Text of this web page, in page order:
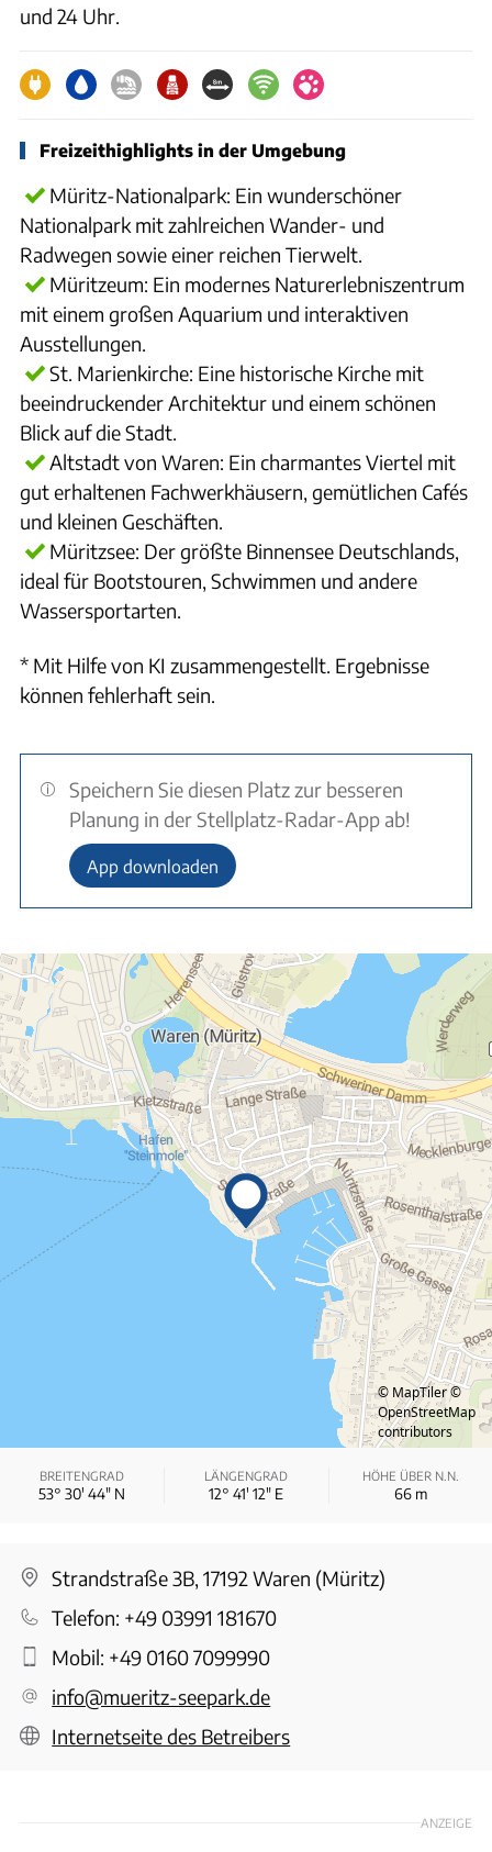
und 24 Uhr.
Freizeithighlights in der Umgebung
Müritz-Nationalpark: Ein wunderschöner
Nationalpark mit zahlreichen Wander- und
Radwegen sowie einer reichen Tierwelt.
Müritzeum: Ein modernes Naturerlebniszentrum
mit einem großen Aquarium und interaktiven
Ausstellungen.
St. Marienkirche: Eine historische Kirche mit
beeindruckender Architektur und einem schönen
Blick auf die Stadt.
Altstadt von Waren: Ein charmantes Viertel mit
gut erhaltenen Fachwerkhäusern, gemütlichen Cafés
und kleinen Geschäften.
Müritzsee: Der größte Binnensee Deutschlands,
ideal für Bootstouren, Schwimmen und andere
Wassersportarten.
* Mit Hilfe von KI zusammengestellt. Ergebnisse
können fehlerhaft sein.
Speichern Sie diesen Platz zur besseren
Planung in der Stellplatz-Radar-App ab!
App downloaden
© MapTiler ©
OpenStreetMap
contributors
BREITENGRAD
53° 30′ 44″ N
LÄNGENGRAD
12° 41′ 12″ E
HÖHE ÜBER N.N.
66m
Strandstraße 3B, 17192 Waren (Müritz)
Telefon: +49 03991 181670
Mobil: +49 0160 7099990
info@mueritz-seepark.de
Internetseite des Betreibers
ANZEIGE